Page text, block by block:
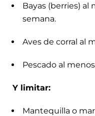
Bayas (berries) al
semana.
Aves de corral al
Pescado al
Y limitar:
Mantequilla o